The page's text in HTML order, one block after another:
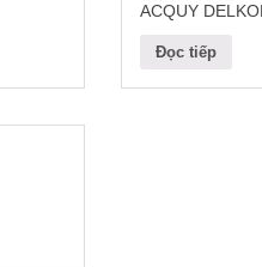
ACQUY
Đọc tiếp